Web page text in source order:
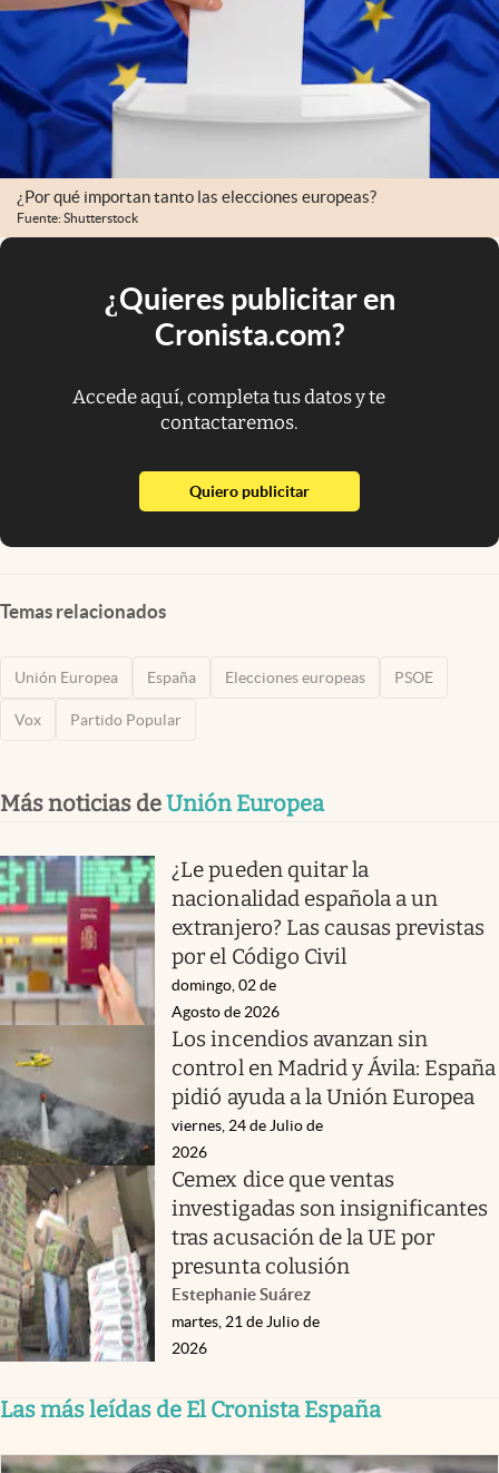
¿Por qué importan tanto las elecciones europeas?
Fuente: Shutterstock
¿Quieres publicitar en
Cronista.com?
Accede aquí, completa tus datos y te
contactaremos.
Quiero publicitarabre en nueva pestaña
Temas relacionados
Unión Europea España Elecciones europeas PSOE
Vox Partido Popular
Más noticias deUnión Europea
¿Le pueden quitar la
nacionalidad española a un
extranjero? Las causas previstas
por el Código Civil
domingo, 02 de
Agosto de 2026
Los incendios avanzan sin
control en Madrid y Ávila: España
pidió ayuda a la Unión Europea
viernes, 24 de Julio de
2026
Cemex dice que ventas
investigadas son insignificantes
tras acusación de la UE por
presunta colusión
Estephanie Suárez
martes, 21 de Julio de
2026
Las más leídas de El Cronista España